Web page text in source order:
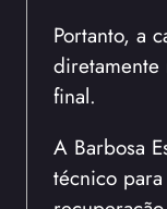
Portanto, a
final.
A Barbosa
técnico